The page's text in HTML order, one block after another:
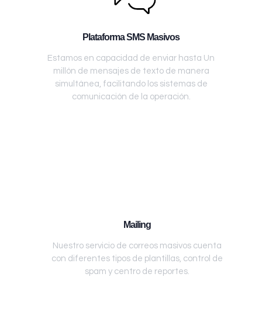
Plataforma SMS Masivos
Estamos en capacidad de enviar hasta Un
millón de mensajes de texto de manera
simultánea, facilitando los sistemas de
comunicación de la operación.
Mailing
Nuestro servicio de correos masivos cuenta
con diferentes tipos de plantillas, control de
spam y centro de reportes.